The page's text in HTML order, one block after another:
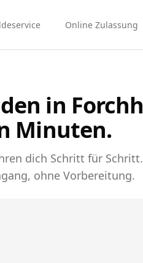
Online Zulassung
in
Minuten.
dich Schritt für
ohne Vorbereitung.